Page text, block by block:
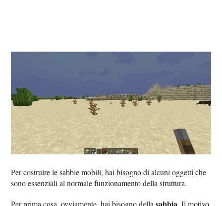
Per costruire le sabbie mobili, hai bisogno di alcuni oggetti che
sono essenziali al normale funzionamento della struttura.
Per prima cosa, ovviamente, hai bisogno della
. Il motivo